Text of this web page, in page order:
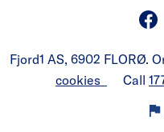
Fjord1 AS, 6902 FLORØ.
cookies
Call